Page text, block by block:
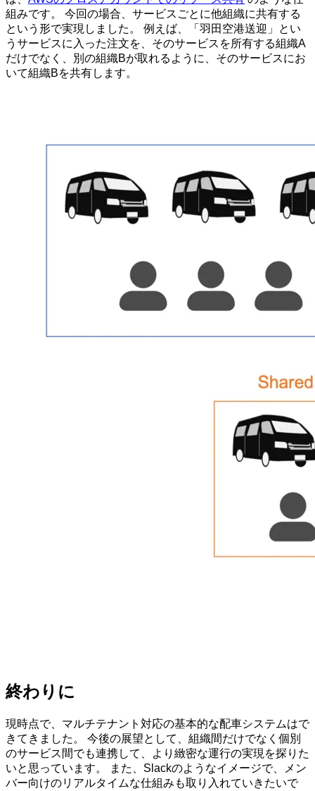
組みです。 今回の場合、サービスごとに他組織に共有する
という形で実現しました。 例えば、「羽田空港送迎」とい
うサービスに入った注文を、そのサービスを所有する組織A
だけでなく、別の組織Bが取れるように、そのサービスにお
いて組織Bを共有します。
終わりに
現時点で、マルチテナント対応の基本的な配車システムはで
きてきました。 今後の展望として、組織間だけでなく個別
のサービス間でも連携して、より緻密な運行の実現を探りた
いと思っています。 また、Slackのようなイメージで、メン
バー向けのリアルタイムな仕組みも取り入れていきたいで